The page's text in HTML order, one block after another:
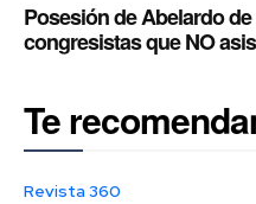
Posesión de Abelardo
congresistas que NO
Te
Revista 360